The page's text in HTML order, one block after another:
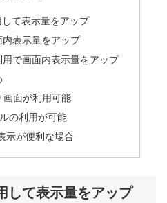
て表示量をアップ
表示量をアップ
用で画面内表示量をアップ
画面が利用可能
の利用が可能
示が便利な場合
して表示量をアップ